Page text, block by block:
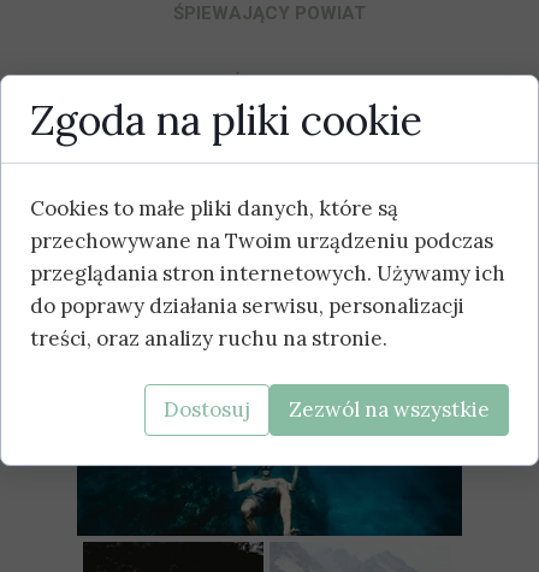
ŚPIEWAJĄCY POWIAT
DOŻYNKI 2021
Zgoda na pliki cookie
Cookies to małe pliki danych, które są
przechowywane na Twoim urządzeniu podczas
przeglądania stron internetowych. Używamy ich
do poprawy działania serwisu, personalizacji
treści, oraz analizy ruchu na stronie.
Dostosuj Zezwól na wszystkie